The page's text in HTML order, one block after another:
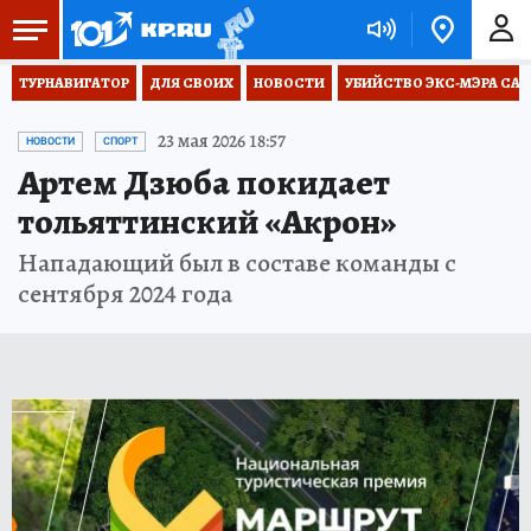
ТУРНАВИГАТОР ДЛЯ СВОИХ НОВОСТИ УБИЙСТВО ЭКС-МЭРА
НОВОСТИ СПОРТ 23 мая 2026 18:57
Артем Дзюба покидает
тольяттинский «Акрон»
Нападающий был в составе команды с
сентября 2024 года